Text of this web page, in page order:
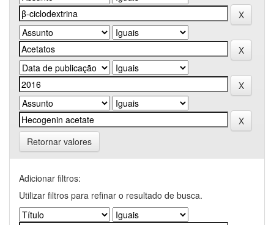
Retornar valores
Adicionar filtros:
Utilizar filtros para refinar o resultado de busca.